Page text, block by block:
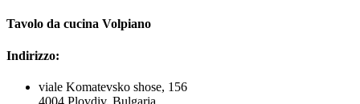
Tavolo da cucina Volpiano
Indirizzo:
viale Komatevsko shose, 156
4004 Plovdiv, Bulgaria